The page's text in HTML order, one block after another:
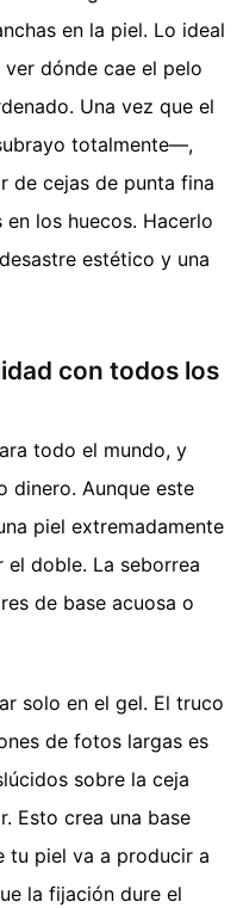
en la piel. Lo ideal
dónde cae el pelo
Una vez que el
totalmente—,
de cejas de punta fina
los huecos. Hacerlo
estético y una
con todos los
todo el mundo, y
dinero. Aunque este
piel extremadamente
el doble. La seborrea
de base acuosa o
solo en el gel. El truco
de fotos largas es
sobre la ceja
Esto crea una base
tu piel va a producir a
la fijación dure el